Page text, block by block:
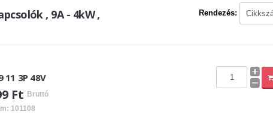
, 9A - 4kW ,
Rendezés:
11 3P 48V
Ft Bruttó
101108